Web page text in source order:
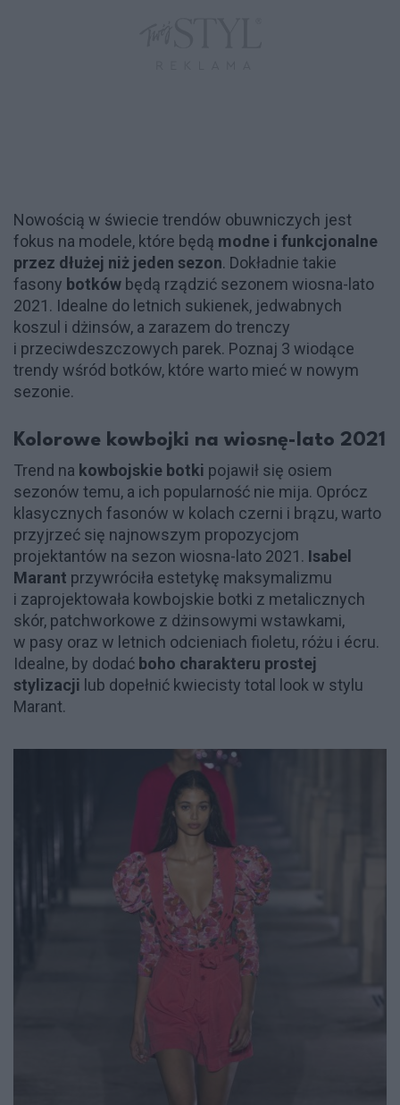
Nowością w świecie trendów obuwniczych jest
fokus na modele, które będą modne i funkcjonalne
przez dłużej niż jeden sezon. Dokładnie takie
fasony botków będą rządzić sezonem wiosna-lato
2021. Idealne do letnich sukienek, jedwabnych
koszul i dżinsów, a zarazem do trenczy
i przeciwdeszczowych parek. Poznaj 3 wiodące
trendy wśród botków, które warto mieć w nowym
sezonie.
Kolorowe kowbojki na wiosnę-lato 2021
Trend na kowbojskie botki pojawił się osiem
sezonów temu, a ich popularność nie mija. Oprócz
klasycznych fasonów w kolach czerni i brązu, warto
przyjrzeć się najnowszym propozycjom
projektantów na sezon wiosna-lato 2021. Isabel
Marant przywróciła estetykę maksymalizmu
i zaprojektowała kowbojskie botki z metalicznych
skór, patchworkowe z dżinsowymi wstawkami,
w pasy oraz w letnich odcieniach fioletu, różu i écru.
Idealne, by dodać boho charakteru prostej
stylizacji lub dopełnić kwiecisty total look w stylu
Marant.